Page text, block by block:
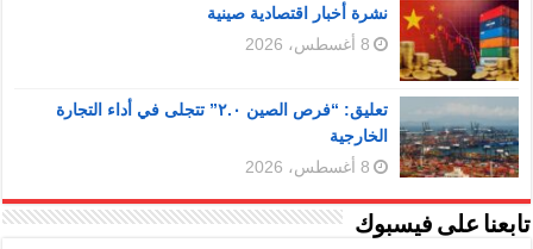
نشرة أخبار اقتصادية صينية
8 أغسطس، 2026
تعليق: “فرص الصين ٢.٠” تتجلى في أداء التجارة
الخارجية
8 أغسطس، 2026
تابعنا على فيسبوك